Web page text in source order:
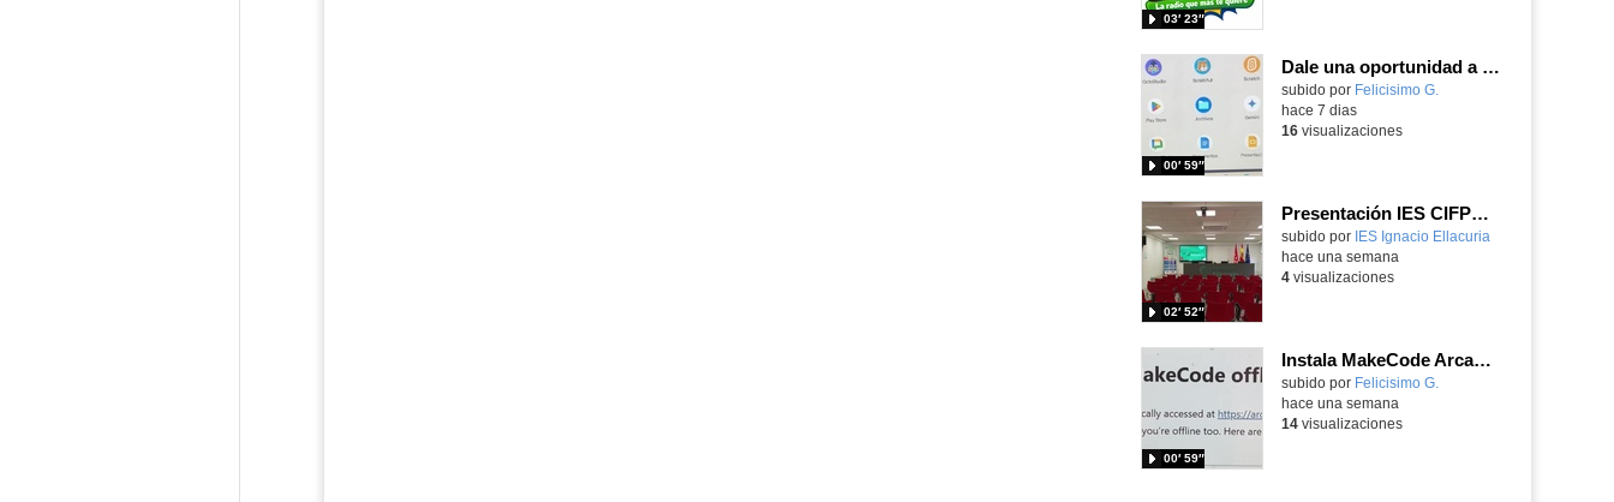
03′ 23″
Dale una oportunidad a los Chromebooks y utiliza un proyector para realizar talleres si no tienes pantallas táctiles
Contenido educativo.
subido por Felicisimo G.
00′ 59″
hace 7 dias
16visualizaciones
Presentación IES CIFPD Ignacio Ellacuría
Contenido educativo.
subido por IES Ignacio Ellacuria
02′ 52″
hace una semana
4visualizaciones
Instala MakeCode Arcade para trabajar offline en tu tablet, ordenador, Chromebook
Contenido educativo.
subido por Felicisimo G.
00′ 59″
hace una semana
14visualizaciones